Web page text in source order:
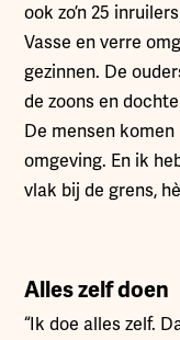
ook zo’n 25
Vasse en verre
gezinnen. De
de zoons en
De mensen
omgeving. En ik
vlak bij de grens,
Alles zelf doen
“Ik doe alles zelf.